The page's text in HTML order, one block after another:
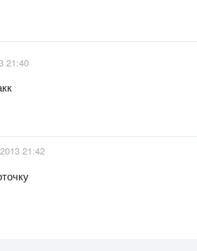
21:40
21:42